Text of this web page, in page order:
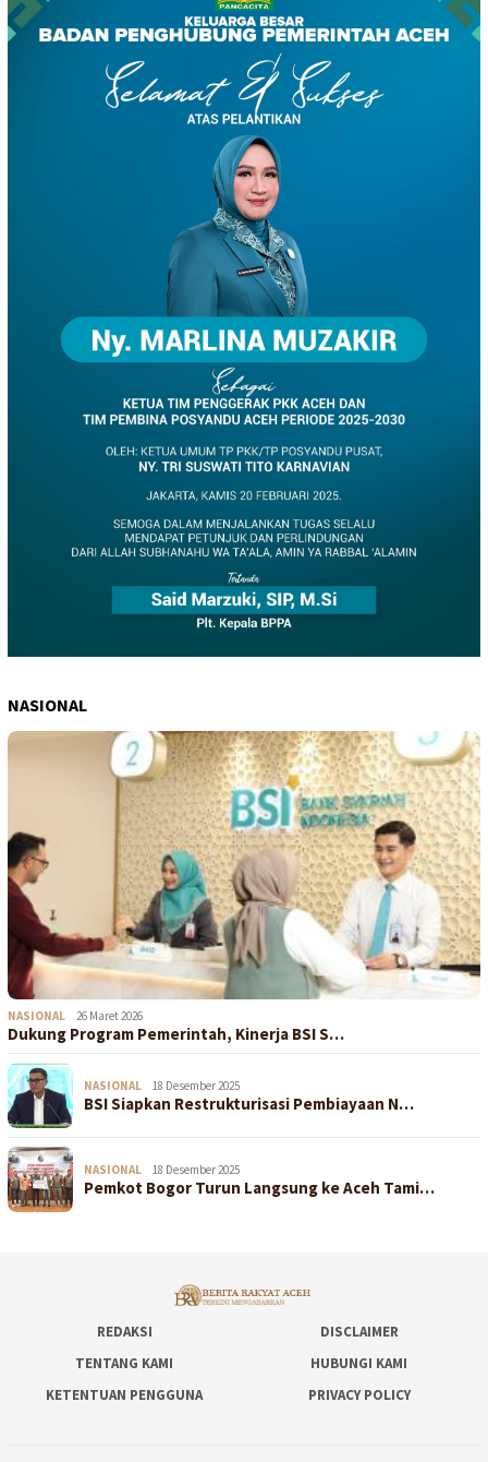
NASIONAL
NASIONAL 26 Maret 2026
Dukung Program Pemerintah, Kinerja BSI S…
NASIONAL 18 Desember 2025
BSI Siapkan Restrukturisasi Pembiayaan N…
NASIONAL 18 Desember 2025
Pemkot Bogor Turun Langsung ke Aceh Tami…
REDAKSI
DISCLAIMER
TENTANG KAMI
HUBUNGI KAMI
KETENTUAN PENGGUNA
PRIVACY POLICY